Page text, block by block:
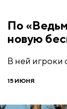
По
новую
В ней игроки
15 ИЮНЯ